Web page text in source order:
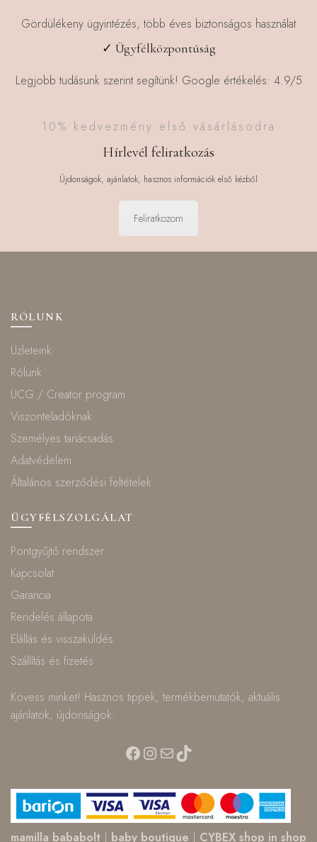
Gördülékeny ügyintézés, több éves biztonságos használat
✓ Ügyfélközpontúság
Legjobb tudásunk szerint segítünk! Google értékelés: 4.9/5
10% kedvezmény első vásárlásodra
Hírlevél feliratkozás
Újdonságok, ajánlatok, hasznos információk első kézből
Feliratkozom
RÓLUNK
Üzleteink
Rólunk
UCG / Creator program
Viszonteladóknak
Személyes tanácsadás
Adatvédelem
Általános szerződési feltételek
ÜGYFÉLSZOLGÁLAT
Pontgyűjtő rendszer
Kapcsolat
Garancia
Rendelés állapota
Elállás és visszaküldés
Szállítás és fizetés
Kövess minket! Hasznos tippek, termékbemutatók, aktuális
ajánlatok, újdonságok:
Facebook
Instagram
MailTikTok
mamilla bababolt | baby boutique | CYBEX shop in shop